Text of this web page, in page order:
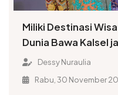
Miliki Destinasi
Dunia Bawa Kalsel
Dessy Nuraulia
Rabu, 30 November